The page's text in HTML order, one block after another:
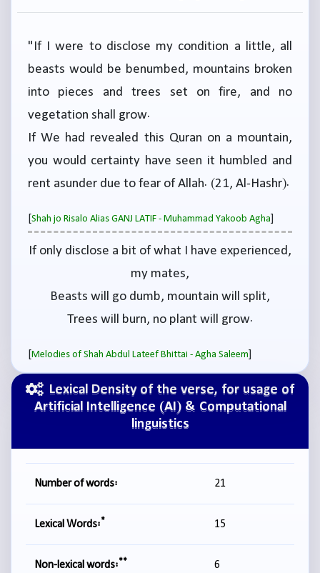
Lexical Density of the verse, for usage of
Artificial Intelligence (AI) & Computational
linguistics
Number of words: 21
Lexical Words:* 15
Non-lexical words:** 6
"If I were to disclose my condition a little, all
beasts would be benumbed, mountains broken
into pieces and trees set on fire, and no
vegetation shall grow.
If We had revealed this Quran on a mountain,
you would certainty have seen it humbled and
rent asunder due to fear of Allah. (21, Al-Hashr).
[Shah jo Risalo Alias GANJ LATIF - Muhammad Yakoob Agha
If only disclose a bit of what I have experienced,
my mates,
Beasts will go dumb, mountain will split,
Trees will burn, no plant will grow.
[Melodies of Shah Abdul Lateef Bhittai - Agha Saleem